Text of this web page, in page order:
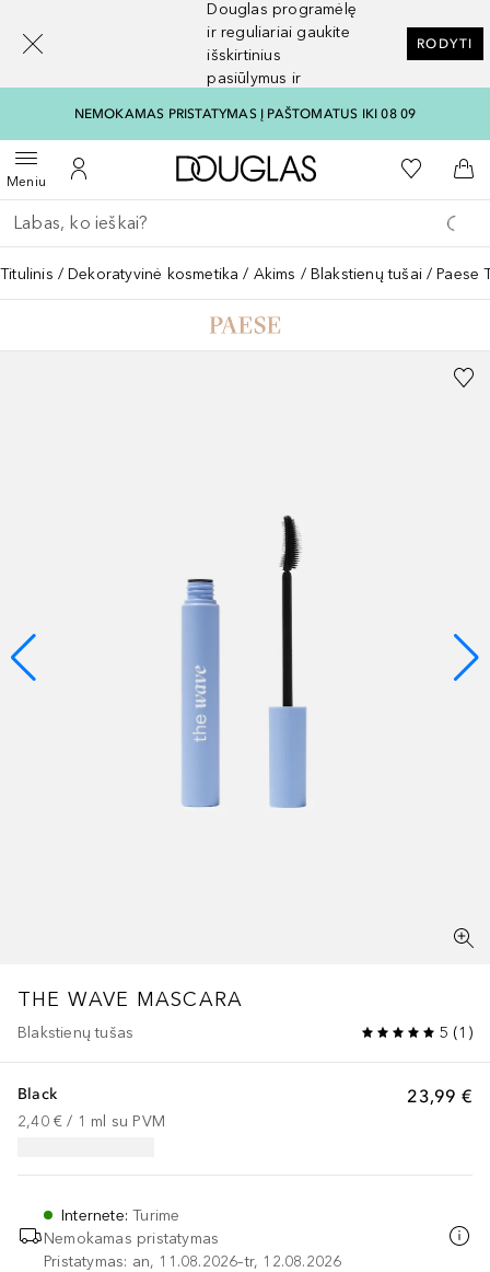
Douglas programėlę
ir reguliariai gaukite
išskirtinius
pasiūlymus ir
RODYTI
NEMOKAMAS PRISTATYMAS Į PAŠTOMATUS IKI 08 09
MeniuAtidaryti meniuĮ mano paskyrą
Į Douglas pagrindinį
Į mano
Į
Grįžk atgal
Vykdykite paiešką
Titulinis Dekoratyvinė kosmetika Akims Blakstienų tušai Paese
THE WAVE MASCARA
Blakstienų tušas 5 (1 )
23,99 €
Black
2,40 € / 1 ml su PVM
Internete:Turime
Nemokamas pristatymas
Pristatymas: an, 11.08.2026–tr, 12.08.2026
[navigation.slideout.screenreader]